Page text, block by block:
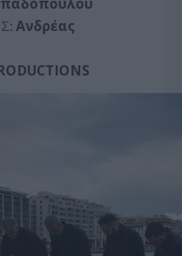
Ανδρέας